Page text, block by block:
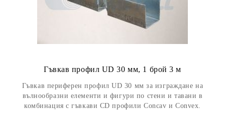
Гъвкав профил UD 30 мм, 1 брой 3 м
Гъвкав периферен профил UD 30 мм за изграждане на
вълнообразни елементи и фигури по стени и тавани в
комбинация с гъвкави CD профили Concav и Convex.